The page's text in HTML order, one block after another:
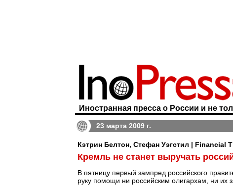
Иностранная пресса о России и не
23 марта 2009 г.
Кэтрин Белтон, Стефан Уэгстил | Financial
Кремль не станет выручать
В пятницу первый зампред российского
руку помощи ни российским олигархам, ни